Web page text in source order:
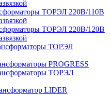
ТОРЭЛ 220В/110В
ТОРЭЛ 220В/120В
ТОРЭЛ
PROGRESS
ТОРЭЛ
LIDER